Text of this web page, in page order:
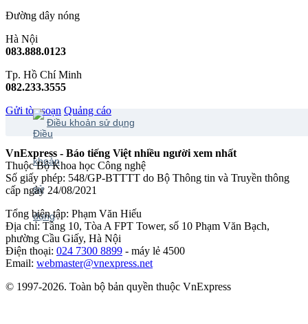
Đường dây nóng
Hà Nội
083.888.0123
Tp. Hồ Chí Minh
082.233.3555
Gửi tòa soạn Quảng cáo
Điều khoản sử dụng
VnExpress - Báo tiếng Việt nhiều người xem nhất
Thuộc Bộ Khoa học Công nghệ
Số giấy phép: 548/GP-BTTTT do Bộ Thông tin và Truyền thông
cấp ngày 24/08/2021
Tổng biên tập: Phạm Văn Hiếu
Địa chỉ: Tầng 10, Tòa A FPT Tower, số 10 Phạm Văn Bạch,
phường Cầu Giấy, Hà Nội
Điện thoại: 024 7300 8899 - máy lẻ 4500
Email: webmaster@vnexpress.net
© 1997-2026. Toàn bộ bản quyền thuộc VnExpress